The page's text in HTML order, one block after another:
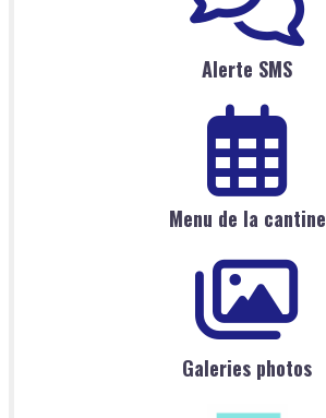
Alerte SMS
Menu de la cantine
Galeries photos